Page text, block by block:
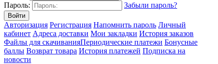
Пароль:
Забыли пароль?
Авторизация Регистрация Напомнить пароль Личный
кабинет Адреса доставки Мои закладки История заказов
Файлы для скачиванияПериодические платежи Бонусные
баллы Возврат товара История платежей Подписка на
новости